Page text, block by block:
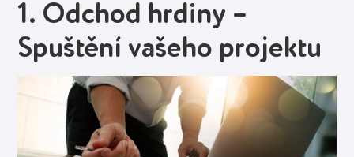
1. Odchod hrdiny –
Spuštění vašeho projektu